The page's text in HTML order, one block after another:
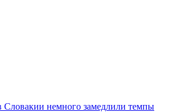
немного замедлили темпы